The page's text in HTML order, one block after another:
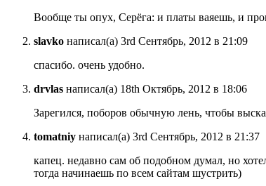
Вообще ты опух, Серёга: и платы ваяешь, и
slavko написал(а) 3rd Сентябрь, 2012 в 21:09
спасибо. очень удобно.
drvlas написал(а) 18th Октябрь, 2012 в 18:06
Зарегился, поборов обычную лень, чтобы
tomatniy написал(а) 3rd Сентябрь, 2012 в 21:37
капец. недавно сам об подобном думал, но
тогда начинаешь по всем сайтам шустрить)